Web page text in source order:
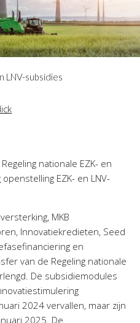
LNV-subsidies
nationale EZK- en
EZK- en LNV-
MKB
Innovatiekredieten, Seed
en
van de Regeling nationale
De subsidiemodules
2024 vervallen, maar zijn
2025. De